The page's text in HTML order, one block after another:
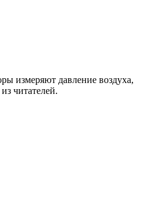
измеряют давление воздуха,
читателей.